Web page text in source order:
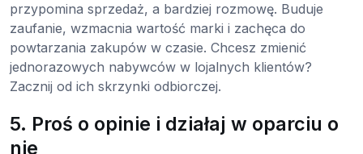
przypomina sprzedaż, a bardziej rozmowę. Buduje
zaufanie, wzmacnia wartość marki i zachęca do
powtarzania zakupów w czasie. Chcesz zmienić
jednorazowych nabywców w lojalnych klientów?
Zacznij od ich skrzynki odbiorczej.
5. Proś o opinie i działaj w oparciu o
nie